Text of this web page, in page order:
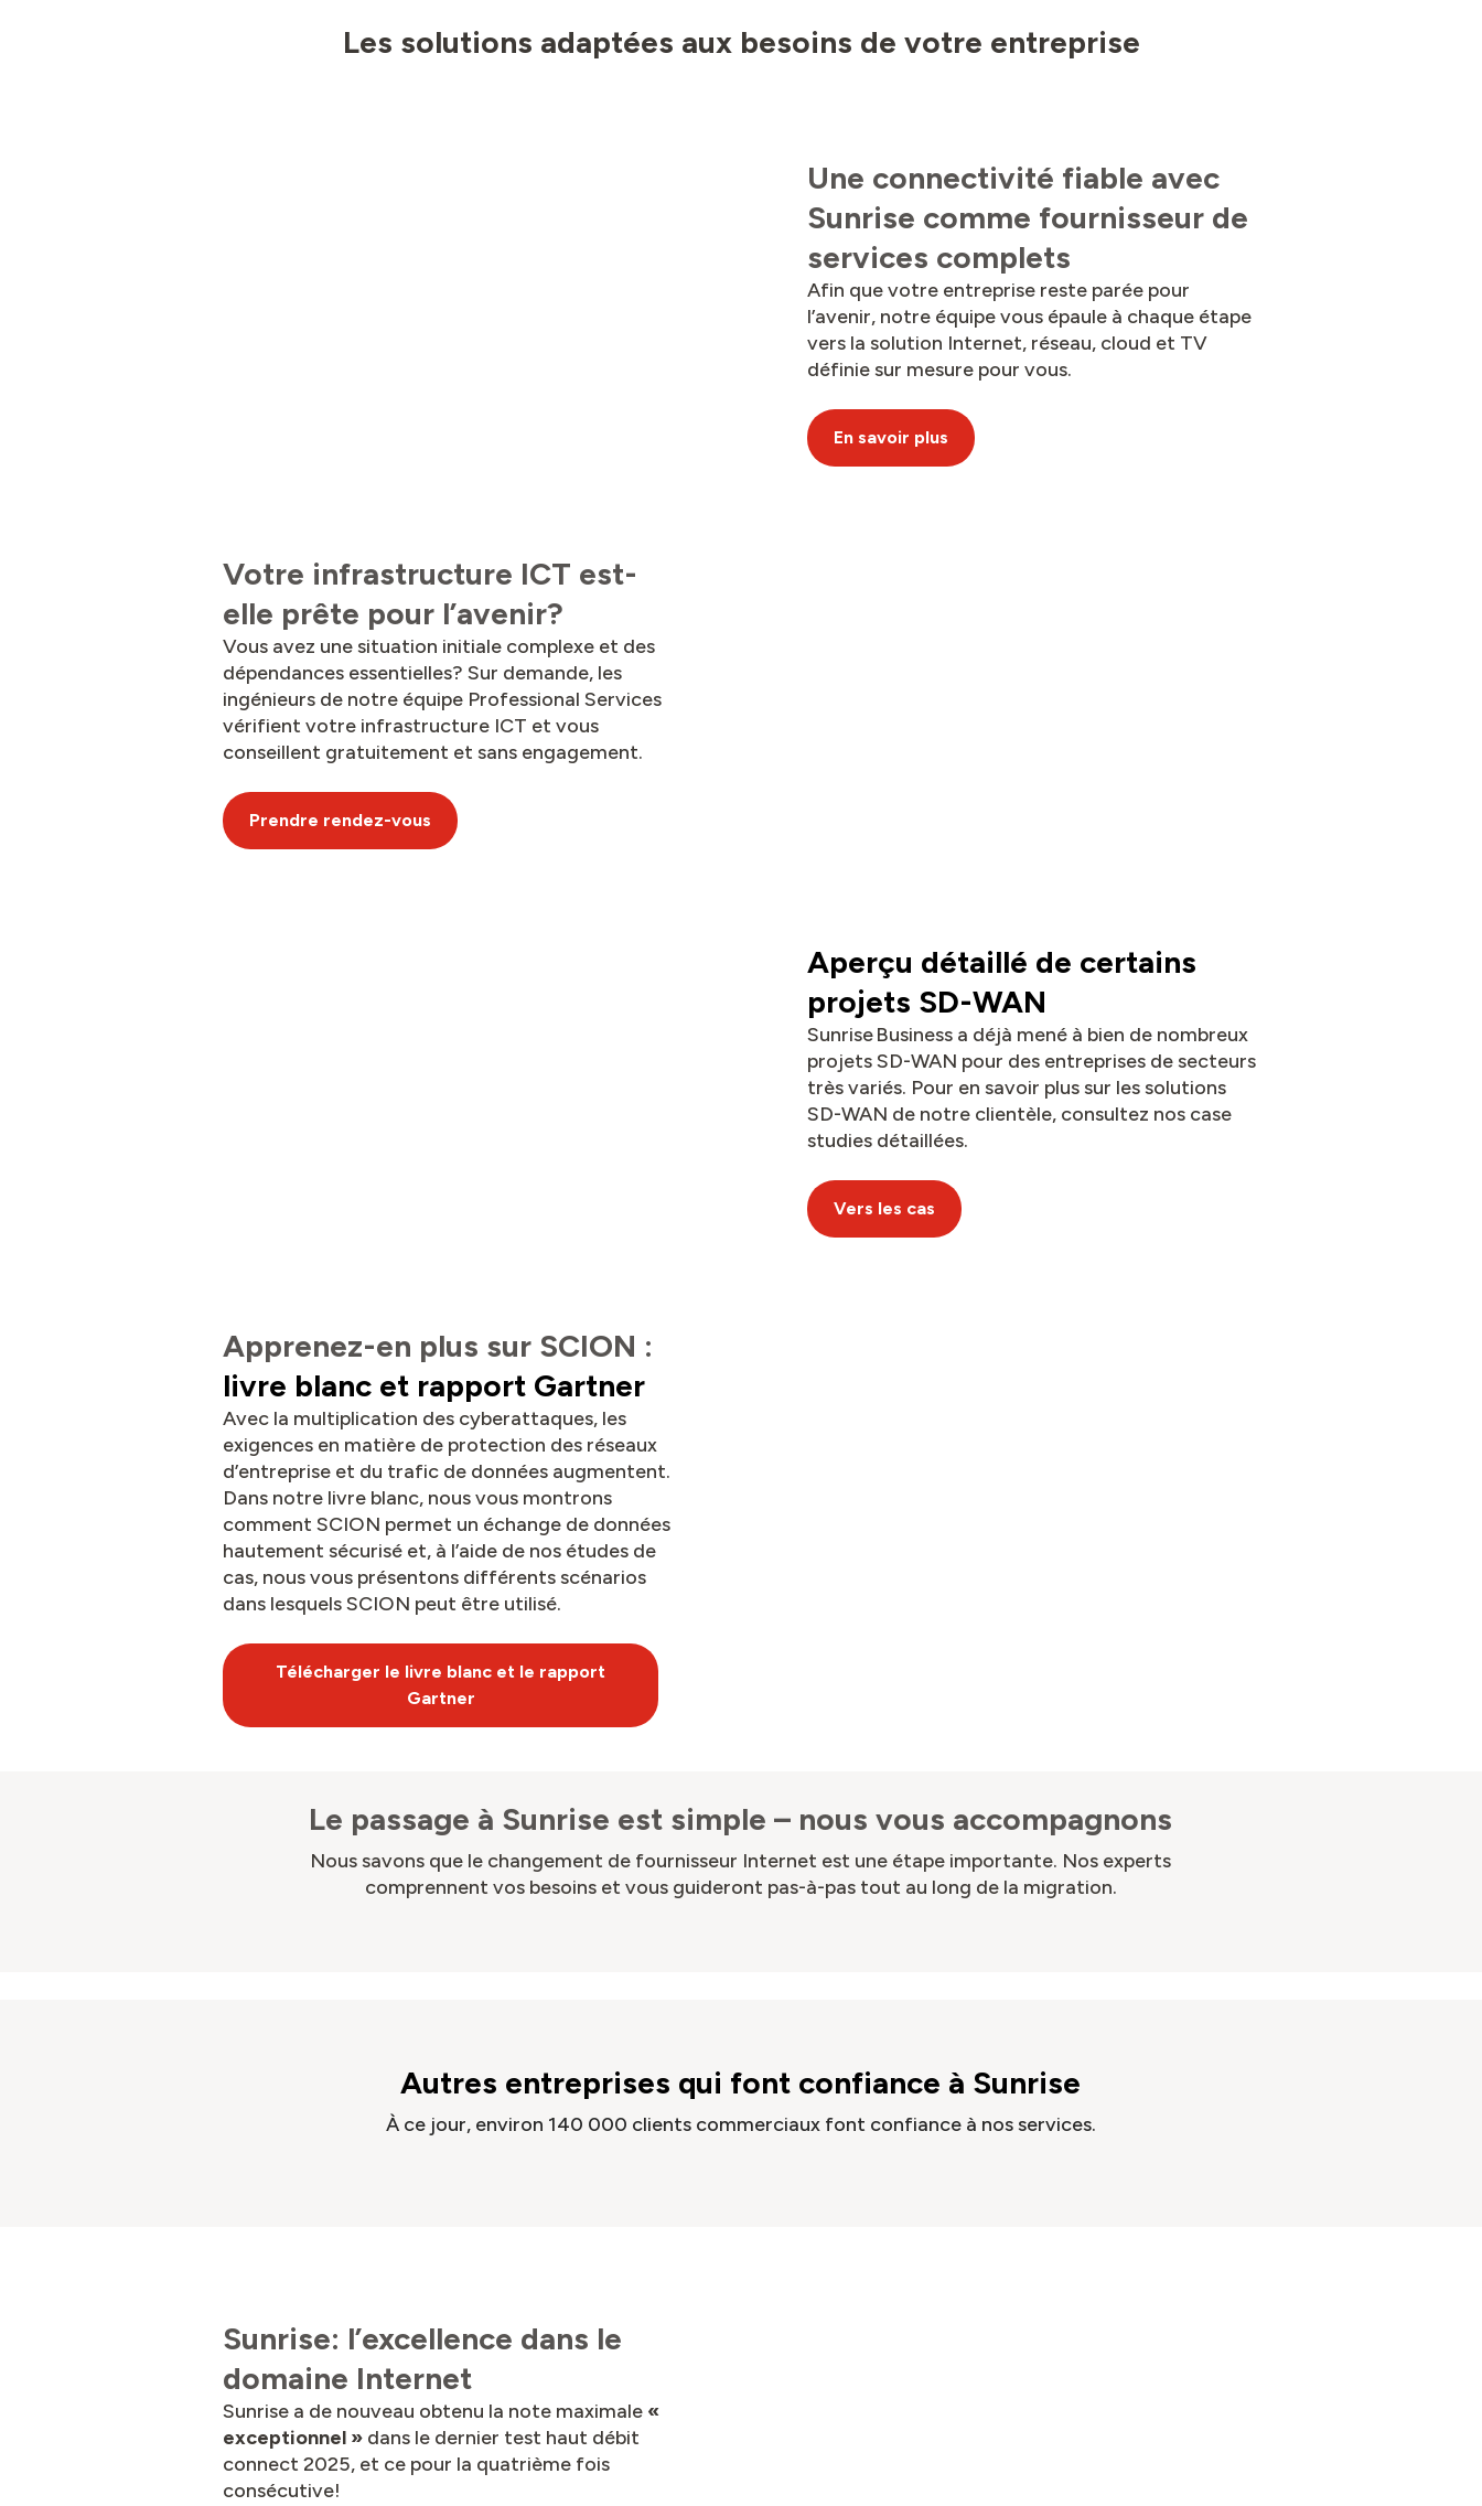
Les solutions adaptées aux besoins de votre entreprise
Une connectivité fiable avec
Sunrise comme fournisseur de
services complets
Afin que votre entreprise reste parée pour
l’avenir, notre équipe vous épaule à chaque étape
vers la solution Internet, réseau, cloud et TV
définie sur mesure pour vous.
En savoir plus
Votre infrastructure ICT est-
elle prête pour l’avenir?
Vous avez une situation initiale complexe et des
dépendances essentielles? Sur demande, les
ingénieurs de notre équipe Professional Services
vérifient votre infrastructure ICT et vous
conseillent gratuitement et sans engagement.
Prendre rendez-vous
Aperçu détaillé de certains
projets SD-WAN
Sunrise Business a déjà mené à bien de nombreux
projets SD-WAN pour des entreprises de secteurs
très variés. Pour en savoir plus sur les solutions
SD-WAN de notre clientèle, consultez nos case
studies détaillées.
Vers les cas
Apprenez-en plus sur SCION :
livre blanc et rapport Gartner
Avec la multiplication des cyberattaques, les
exigences en matière de protection des réseaux
d’entreprise et du trafic de données augmentent.
Dans notre livre blanc, nous vous montrons
comment SCION permet un échange de données
hautement sécurisé et, à l’aide de nos études de
cas, nous vous présentons différents scénarios
dans lesquels SCION peut être utilisé.
Télécharger le livre blanc et le rapport
Gartner
Le passage à Sunrise est simple – nous vous accompagnons
Nous savons que le changement de fournisseur Internet est une étape importante. Nos experts
comprennent vos besoins et vous guideront pas-à-pas tout au long de la migration.
Autres entreprises qui font confiance à Sunrise
À ce jour, environ 140 000 clients commerciaux font confiance à nos services.
Sunrise: l’excellence dans le
domaine Internet
Sunrise a de nouveau obtenu la note maximale «
exceptionnel » dans le dernier test haut débit
connect 2025, et ce pour la quatrième fois
consécutive!